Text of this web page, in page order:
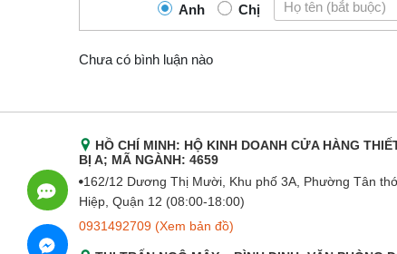
Anh Chị
Chưa có bình luận nào
HỒ CHÍ MINH: HỘ KINH DOANH CỬA HÀNG
BỊ A; MÃ NGÀNH: 4659
162/12 Dương Thị Mười, Khu phố 3A, Phường Tân
Hiệp, Quận 12 (08:00-18:00)
0931492709 (Xem bản đồ)